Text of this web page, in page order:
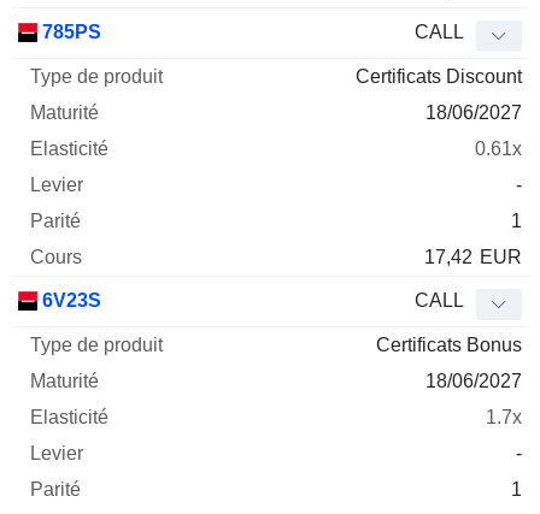
785PS CALL
Certificats Discount
18/06/2027
0.61x
-
1
17,42 EUR
6V23S CALL
Certificats Bonus
18/06/2027
1.7x
-
1